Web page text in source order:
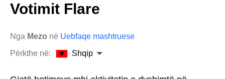
Votimit Flare
Nga Mezo në Uebfaqe mashtruese
Përkthe në:
Shqip